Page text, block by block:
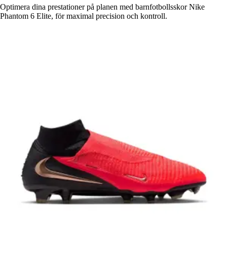
Optimera dina prestationer på planen med barnfotbollsskor Nike
Phantom 6 Elite, för maximal precision och kontroll.